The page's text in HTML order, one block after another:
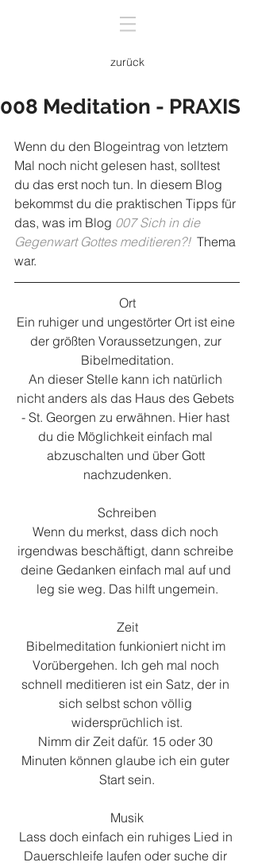
zurück
008 Meditation - PRAXIS
Wenn du den Blogeintrag von letztem
Mal noch nicht gelesen hast, solltest
du das erst noch tun. In diesem Blog
bekommst du die praktischen Tipps für
das, was im Blog 007 Sich in die
Gegenwart Gottes meditieren?!
  Thema
war.
Ort
Ein ruhiger und ungestörter Ort ist eine
der größten Voraussetzungen, zur
Bibelmeditation.
An dieser Stelle kann ich natürlich
nicht anders als das Haus des Gebets
- St. Georgen zu erwähnen. Hier hast
du die Möglichkeit einfach mal
abzuschalten und über Gott
nachzudenken.
Schreiben
Wenn du merkst, dass dich noch
irgendwas beschäftigt, dann schreibe
deine Gedanken einfach mal auf und
leg sie weg. Das hilft ungemein.
Zeit
Bibelmeditation funkioniert nicht im
Vorübergehen. Ich geh mal noch
schnell meditieren ist ein Satz, der in
sich selbst schon völlig
widersprüchlich ist.
Nimm dir Zeit dafür. 15 oder 30
Minuten können glaube ich ein guter
Start sein.
Musik
Lass doch einfach ein ruhiges Lied in
Dauerschleife laufen oder suche dir